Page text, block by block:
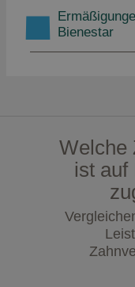
Bienestar
Welche
ist auf